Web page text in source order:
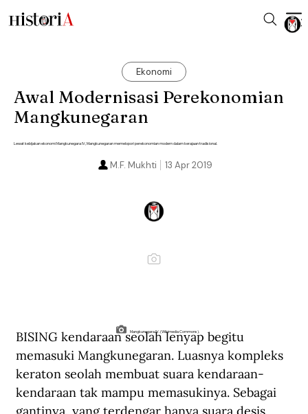
Ekonomi
Awal Modernisasi Perekonomian
Mangkunegaran
Lewat kebijakan ekonomi Mangkunegara IV, Mangkunegaran memelopori perekonomian modern dalam kerajaan tradisional.
13 Apr 2019
M.F. Mukhti
Mangkunegara IV. (Wikimedia Commons).
BISING kendaraan seolah lenyap begitu
memasuki Mangkunegaran. Luasnya kompleks
keraton seolah membuat suara kendaraan-
kendaraan tak mampu memasukinya. Sebagai